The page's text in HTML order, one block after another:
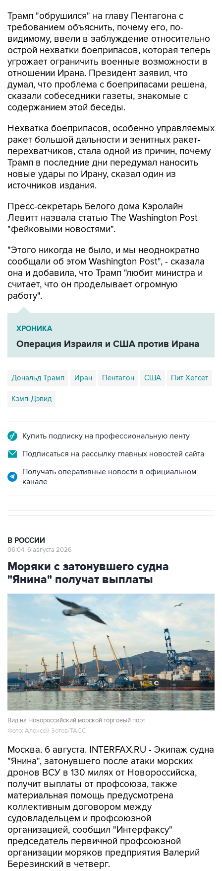
Трамп "обрушился" на главу Пентагона с
требованием объяснить, почему его, по-
видимому, ввели в заблуждение относительно
острой нехватки боеприпасов, которая теперь
угрожает ограничить военные возможности в
отношении Ирана. Президент заявил, что
думал, что проблема с боеприпасами решена,
сказали собеседники газеты, знакомые с
содержанием этой беседы.
Нехватка боеприпасов, особенно управляемых
ракет большой дальности и зенитных ракет-
перехватчиков, стала одной из причин, почему
Трамп в последние дни передумал наносить
новые удары по Ирану, сказал один из
источников издания.
Пресс-секретарь Белого дома Кэролайн
Левитт назвала статью The Washington Post
"фейковыми новостями".
"Этого никогда не было, и мы неоднократно
сообщали об этом Washington Post", - сказала
она и добавила, что Трамп "любит министра и
считает, что он проделывает огромную
работу".
ХРОНИКА
Операция Израиля и США против Ирана
Дональд Трамп Иран Пентагон США Пит Хегсет
Кэмп-Дэвид
Купить подписку на профессиональную ленту
Подписаться на рассылку главных новостей сайта
Получать оперативные новости в официальном
канале
В РОССИИ
06:04, 6 августа 2026
Моряки с затонувшего судна
"Янина" получат выплаты
Вид на Новороссийский морской торговый порт
Фото: Алексей Зотов/ТАСС
Москва. 6 августа. INTERFAX.RU - Экипаж судна
"Янина", затонувшего после атаки морских
дронов ВСУ в 130 милях от Новороссийска,
получит выплаты от профсоюза, также
материальная помощь предусмотрена
коллективным договором между
судовладельцем и профсоюзной
организацией, сообщил "Интерфаксу"
председатель первичной профсоюзной
организации моряков предприятия Валерий
Березинский в четверг.